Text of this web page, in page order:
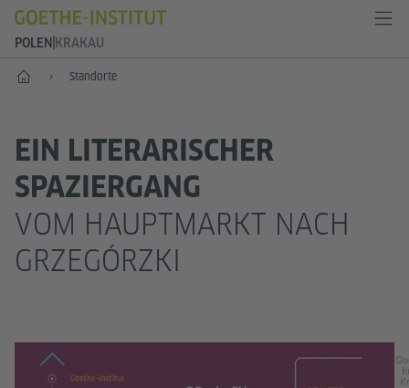
POLEN KRAKAU
Start Standorte
EIN LITERARISCHER
SPAZIERGANG
VOM HAUPTMARKT NACH
GRZEGÓRZKI